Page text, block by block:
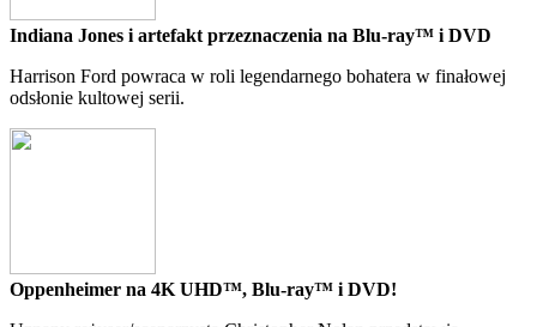
Indiana Jones i artefakt przeznaczenia na Blu-ray™ i DVD
Harrison Ford powraca w roli legendarnego bohatera w finałowej
odsłonie kultowej serii.
Oppenheimer na 4K UHD™, Blu-ray™ i DVD!